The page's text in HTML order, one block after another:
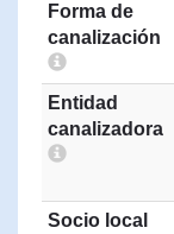
Forma de
canalización
Entidad
canalizadora
Socio local